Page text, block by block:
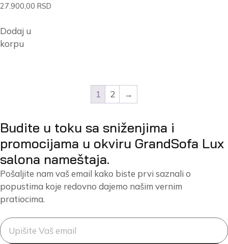
27.900,00 RSD
Dodaj u
korpu
1 2 →
Budite u toku sa sniženjima i
promocijama u okviru GrandSofa Lux
salona nameštaja.
Pošaljite nam vaš email kako biste prvi saznali o
popustima koje redovno dajemo našim vernim
pratiocima.